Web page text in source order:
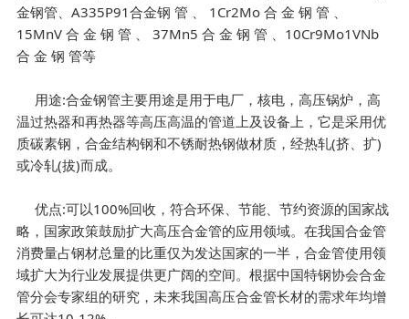
金钢管、A335P91合金钢 管 、 1Cr2Mo 合 金 钢 管 、
15MnV 合 金 钢 管 、 37Mn5 合 金 钢 管 、10Cr9Mo1VNb
合 金 钢 管等
用途:合金钢管主要用途是用于电厂，核电，高压锅炉，高
温过热器和再热器等高压高温的管道上及设备上，它是采用优
质碳素钢，合金结构钢和不锈耐热钢做材质，经热轧(挤、扩)
或冷轧(拔)而成。
优点:可以100%回收，符合环保、节能、节约资源的国家战
略，国家政策鼓励扩大高压合金管的应用领域。在我国合金管
消费量占钢材总量的比重仅为发达国家的一半，合金管使用领
域扩大为行业发展提供更广阔的空间。根据中国特钢协会合金
管分会专家组的研究，未来我国高压合金管长材的需求年均增